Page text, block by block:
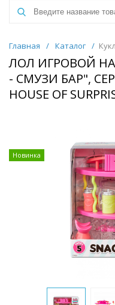
Главная / Каталог /
ЛОЛ ИГРОВОЙ
- СМУЗИ БАР",
HOUSE OF
Новинка